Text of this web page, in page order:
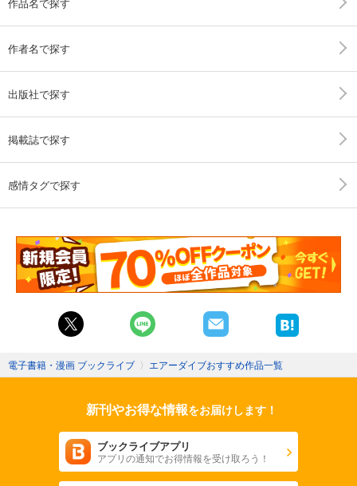
作者名で探す
出版社で探す
掲載誌で探す
感情タグで探す
電子書籍・漫画 ブックライブ 〉 エアーダイブおすすめ作品一覧
新刊やお得な情報をお届けします！
ブックライブアプリ
アプリの通知でお得情報を受け取ろう！